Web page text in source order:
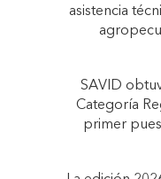
asistencia
SAVID
Categoría
primer